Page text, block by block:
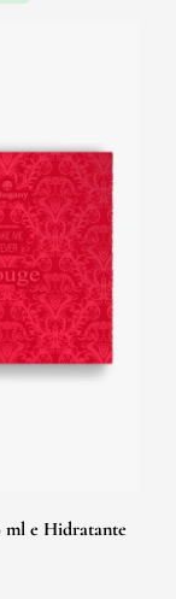
ml e Hidratante